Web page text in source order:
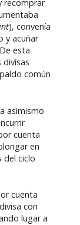
recomprar
), convenía
y acuñar
esta
común
asimismo
cuenta
en
del ciclo
cuenta
con
lugar a